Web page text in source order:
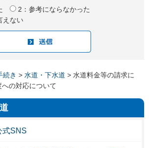
2：参考にならなかった
えない
続き > 水道・下水道 > 水道料金等の請求に
の対応について
式SNS